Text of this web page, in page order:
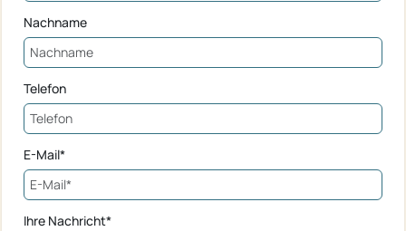
Nachname
Telefon
E-Mail*
Ihre Nachricht*